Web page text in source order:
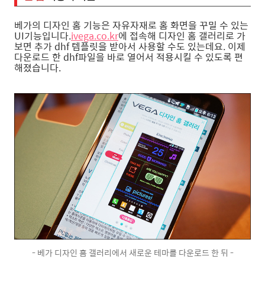
베가의 디자인 홈 기능은 자유자재로 홈 화면을 꾸밀 수 있는
UI기능입니다.ivega.co.kr에 접속해 디자인 홈 갤러리로 가
보면 추가 dhf 템플릿을 받아서 사용할 수도 있는데요. 이제
다운로드 한 dhf파일을 바로 열어서 적용시킬 수 있도록 편
해졌습니다.
- 베가 디자인 홈 갤러리에서 새로운 테마를 다운로드 한 뒤 -